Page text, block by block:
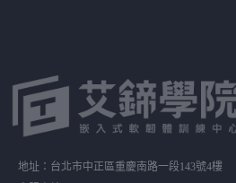
地址：台北市中正區重慶南路一段143號4樓